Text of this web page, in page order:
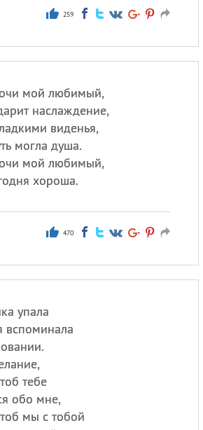
259
мой любимый,
наслаждение,
виденья,
могла душа.
мой любимый,
хороша.
470
упала
вспоминала
тебе
обо мне,
мы с тобой